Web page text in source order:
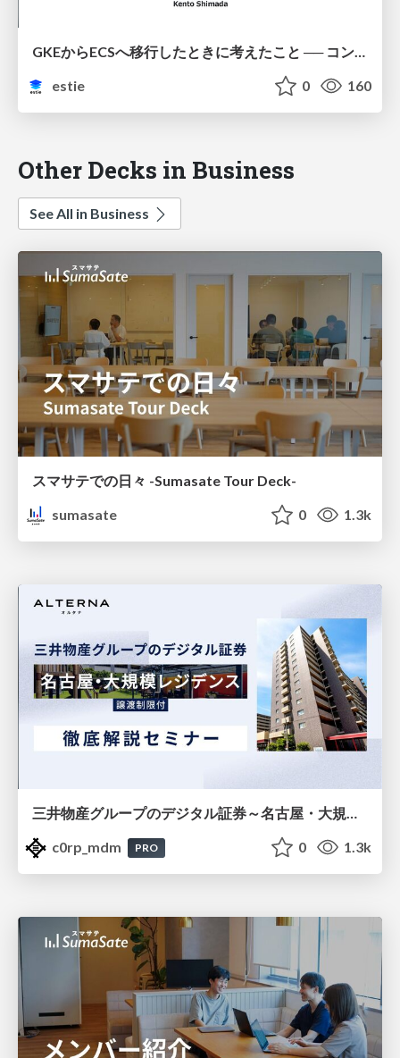
GKEからECSへ移行したときに考えたこと ── コンテナ基盤の技術選定のリアルと、その判断軸
estie
0 160
Other Decks in Business
See All in Business
スマサテでの日々 -Sumasate Tour Deck-
sumasate
0 1.3k
三井物産グループのデジタル証券～名古屋・大規模レジデンス～徹底解説セミナー
c0rp_mdm
PRO 0 1.3k